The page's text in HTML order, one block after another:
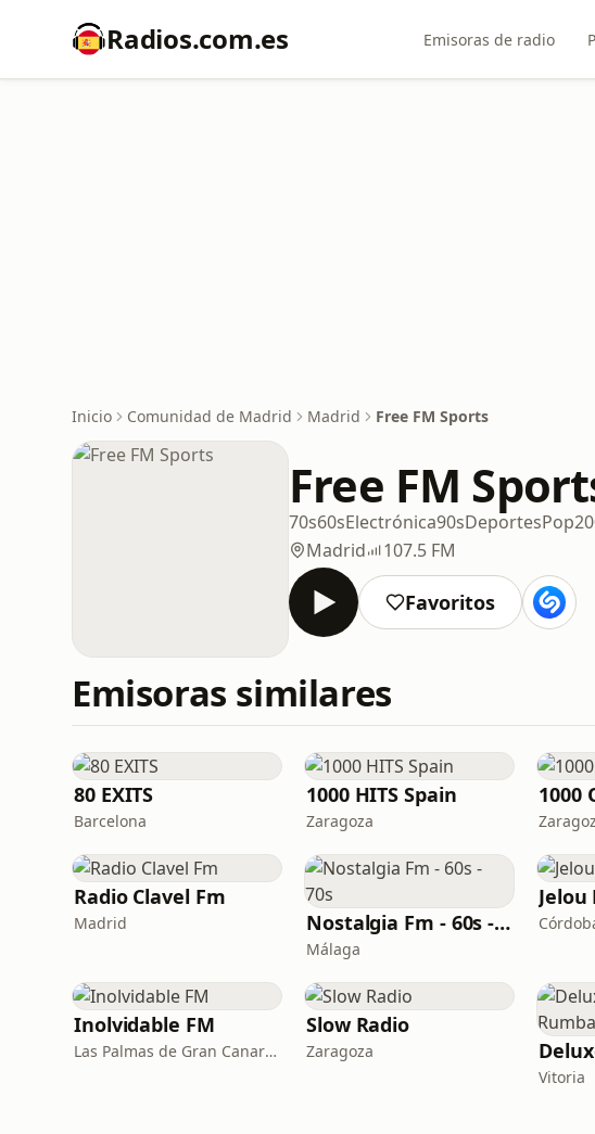
Radios.com.es Emisoras de radio
Inicio Comunidad de Madrid Madrid Free FM Sports
Free FM
70s60sElectrónica90sDeportesPop
Madrid
107.5 FM
Favoritos
Emisoras similares
80 EXITS
Barcelona
1000 HITS Spain
Zaragoza
1000
Radio Clavel Fm
Madrid Nostalgia Fm - 60s - 70s
Málaga
Jelou
Inolvidable FM
Las Palmas de Gran Canaria · 95.8 FM
Slow Radio
Zaragoza
Vitoria